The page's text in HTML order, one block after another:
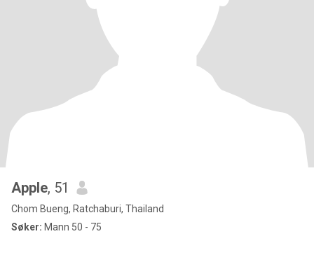
Apple, 51
Chom Bueng, Ratchaburi, Thailand
Søker: Mann 50 - 75